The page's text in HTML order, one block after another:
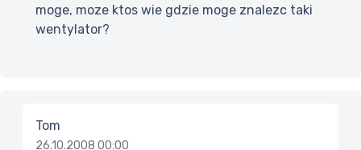
moge, moze ktos wie gdzie moge znalezc taki
wentylator?
Tom
26.10.2008 00:00